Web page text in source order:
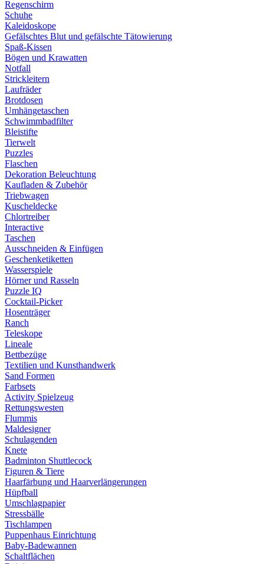
Regenschirm
Schuhe
Kaleidoskope
Gefälschtes Blut und gefälschte Tätowierung
Spaß-Kissen
Bögen und Krawatten
Notfall
Strickleitern
Laufräder
Brotdosen
Umhängetaschen
Schwimmbadfilter
Bleistifte
Tierwelt
Puzzles
Flaschen
Dekoration Beleuchtung
Kaufladen & Zubehör
Triebwagen
Kuscheldecke
Chlortreiber
Interactive
Taschen
Ausschneiden & Einfügen
Geschenketiketten
Wasserspiele
Hörner und Rasseln
Puzzle IQ
Cocktail-Picker
Hosenträger
Ranch
Teleskope
Lineale
Bettbezüge
Textilien und Kunsthandwerk
Sand Formen
Farbsets
Activity Spielzeug
Rettungswesten
Flummis
Maldesigner
Schulagenden
Knete
Badminton Shuttlecock
Figuren & Tiere
Haarfärbung und Haarverlängerungen
Hüpfball
Umschlagpapier
Stressbälle
Tischlampen
Puppenhaus Einrichtung
Baby-Badewannen
Schaltflächen